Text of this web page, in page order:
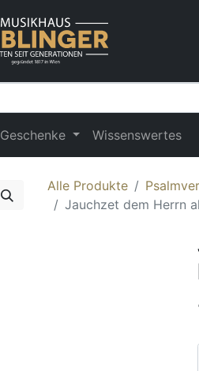
Geschenke Wissenswertes
Alle Produkte
Jauchzet dem Herrn